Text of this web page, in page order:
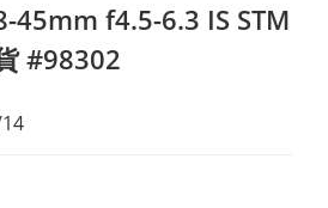
45mm f4.5-6.3 IS STM
#98302